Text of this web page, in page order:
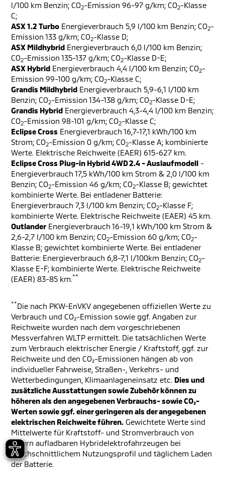
l/100 km Benzin; CO2-Emission 96-97 g/km; CO2-Klasse
C;
ASX 1.2 Turbo Energieverbrauch 5,9 l/100 km Benzin; CO2-
Emission 133 g/km; CO2-Klasse D;
ASX Mildhybrid Energieverbrauch 6,0 l/100 km Benzin;
CO2-Emission 135-137 g/km; CO2-Klasse D-E;
ASX Hybrid Energieverbrauch 4,4 l/100 km Benzin; CO2-
Emission 99-100 g/km; CO2-Klasse C;
Grandis Mildhybrid Energieverbrauch 5,9-6,1 l/100 km
Benzin; CO2-Emission 134-138 g/km; CO2-Klasse D-E;
Grandis Hybrid Energieverbrauch 4,3-4,4 l/100 km Benzin;
CO2-Emission 98-101 g/km; CO2-Klasse C;
Eclipse Cross Energieverbrauch 16,7-17,1 kWh/100 km
Strom; CO2-Emission 0 g/km; CO2-Klasse A; kombinierte
Werte. Elektrische Reichweite (EAER) 615-627 km.
Eclipse Cross Plug-in Hybrid 4WD 2.4 - Auslaufmodell -
Energieverbrauch 17,5 kWh/100 km Strom & 2,0 l/100 km
Benzin; CO2-Emission 46 g/km; CO2-Klasse B; gewichtet
kombinierte Werte. Bei entladener Batterie:
Energieverbrauch 7,3 l/100 km Benzin; CO2-Klasse F;
kombinierte Werte. Elektrische Reichweite (EAER) 45 km.
Outlander Energieverbrauch 16-19,1 kWh/100 km Strom &
2,6-2,7 l/100 km Benzin; CO2-Emission 60 g/km; CO2-
Klasse B; gewichtet kombinierte Werte. Bei entladener
Batterie: Energieverbrauch 6,8-7,1 l/100km Benzin; CO2-
Klasse E-F; kombinierte Werte. Elektrische Reichweite
(EAER) 83-85 km.**
**Die nach PKW-EnVKV angegebenen offiziellen Werte zu
Verbrauch und CO₂-Emission sowie ggf. Angaben zur
Reichweite wurden nach dem vorgeschriebenen
Messverfahren WLTP ermittelt. Die tatsächlichen Werte
zum Verbrauch elektrischer Energie / Kraftstoff, ggf. zur
Reichweite und den CO₂-Emissionen hängen ab von
individueller Fahrweise, Straßen-, Verkehrs- und
Wetterbedingungen, Klimaanlageneinsatz etc. Dies und
zusätzliche Ausstattungen sowie Zubehör können zu
höheren als den angegebenen Verbrauchs- sowie CO₂-
Werten sowie ggf. einer geringeren als der angegebenen
elektrischen Reichweite führen. Gewichtete Werte sind
Mittelwerte für Kraftstoff- und Stromverbrauch von
extern aufladbaren Hybridelektrofahrzeugen bei
durchschnittlichem Nutzungsprofil und täglichem Laden
der Batterie.